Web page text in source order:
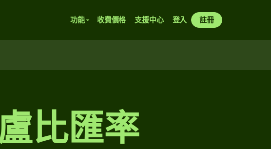
功能 收費價格 支援中心 登入 註冊
比匯率